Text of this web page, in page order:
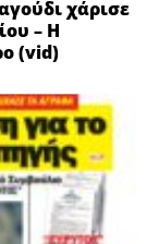
χάρισε
– Η
(vid)